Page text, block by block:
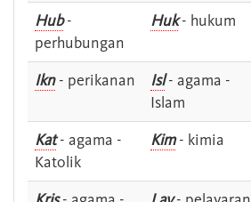
Hub-
perhubungan
Huk- hukum
Ikn- perikanan Isl- agama -
Islam
Kat- agama -
Katolik
Kim- kimia